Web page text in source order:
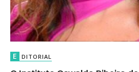
E DITORIAL